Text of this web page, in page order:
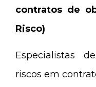
contratos de
Risco)
Especialistas
riscos em